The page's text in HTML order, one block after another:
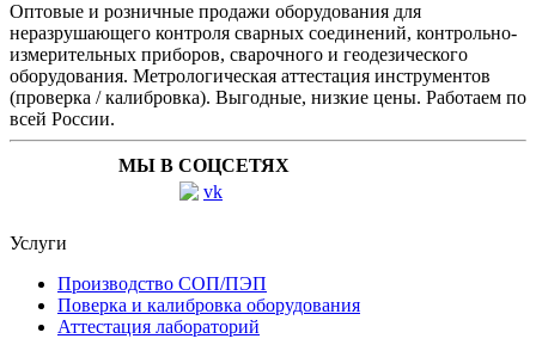
Оптовые и розничные продажи оборудования для
неразрушающего контроля сварных соединений, контрольно-
измерительных приборов, сварочного и геодезического
оборудования. Метрологическая аттестация инструментов
(проверка / калибровка). Выгодные, низкие цены. Работаем по
всей России.
МЫ В СОЦСЕТЯХ
Услуги
Производство СОП/ПЭП
Поверка и калибровка оборудования
Аттестация лабораторий